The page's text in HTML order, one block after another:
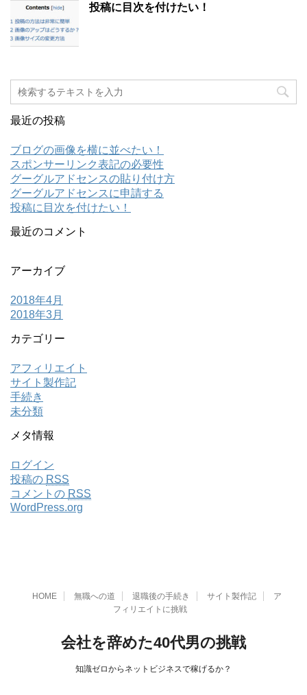
投稿に目次を付けたい！
最近の投稿
ブログの画像を横に並べたい！
スポンサーリンク表記の必要性
グーグルアドセンスの貼り付け方
グーグルアドセンスに申請する
投稿に目次を付けたい！
最近のコメント
アーカイブ
2018年4月
2018年3月
カテゴリー
アフィリエイト
サイト製作記
手続き
未分類
メタ情報
ログイン
投稿の RSS
コメントの RSS
WordPress.org
HOME 無職への道 退職後の手続き サイト製作記
ア
フィリエイトに挑戦
会社を辞めた40代男の挑戦
知識ゼロからネットビジネスで稼げるか？